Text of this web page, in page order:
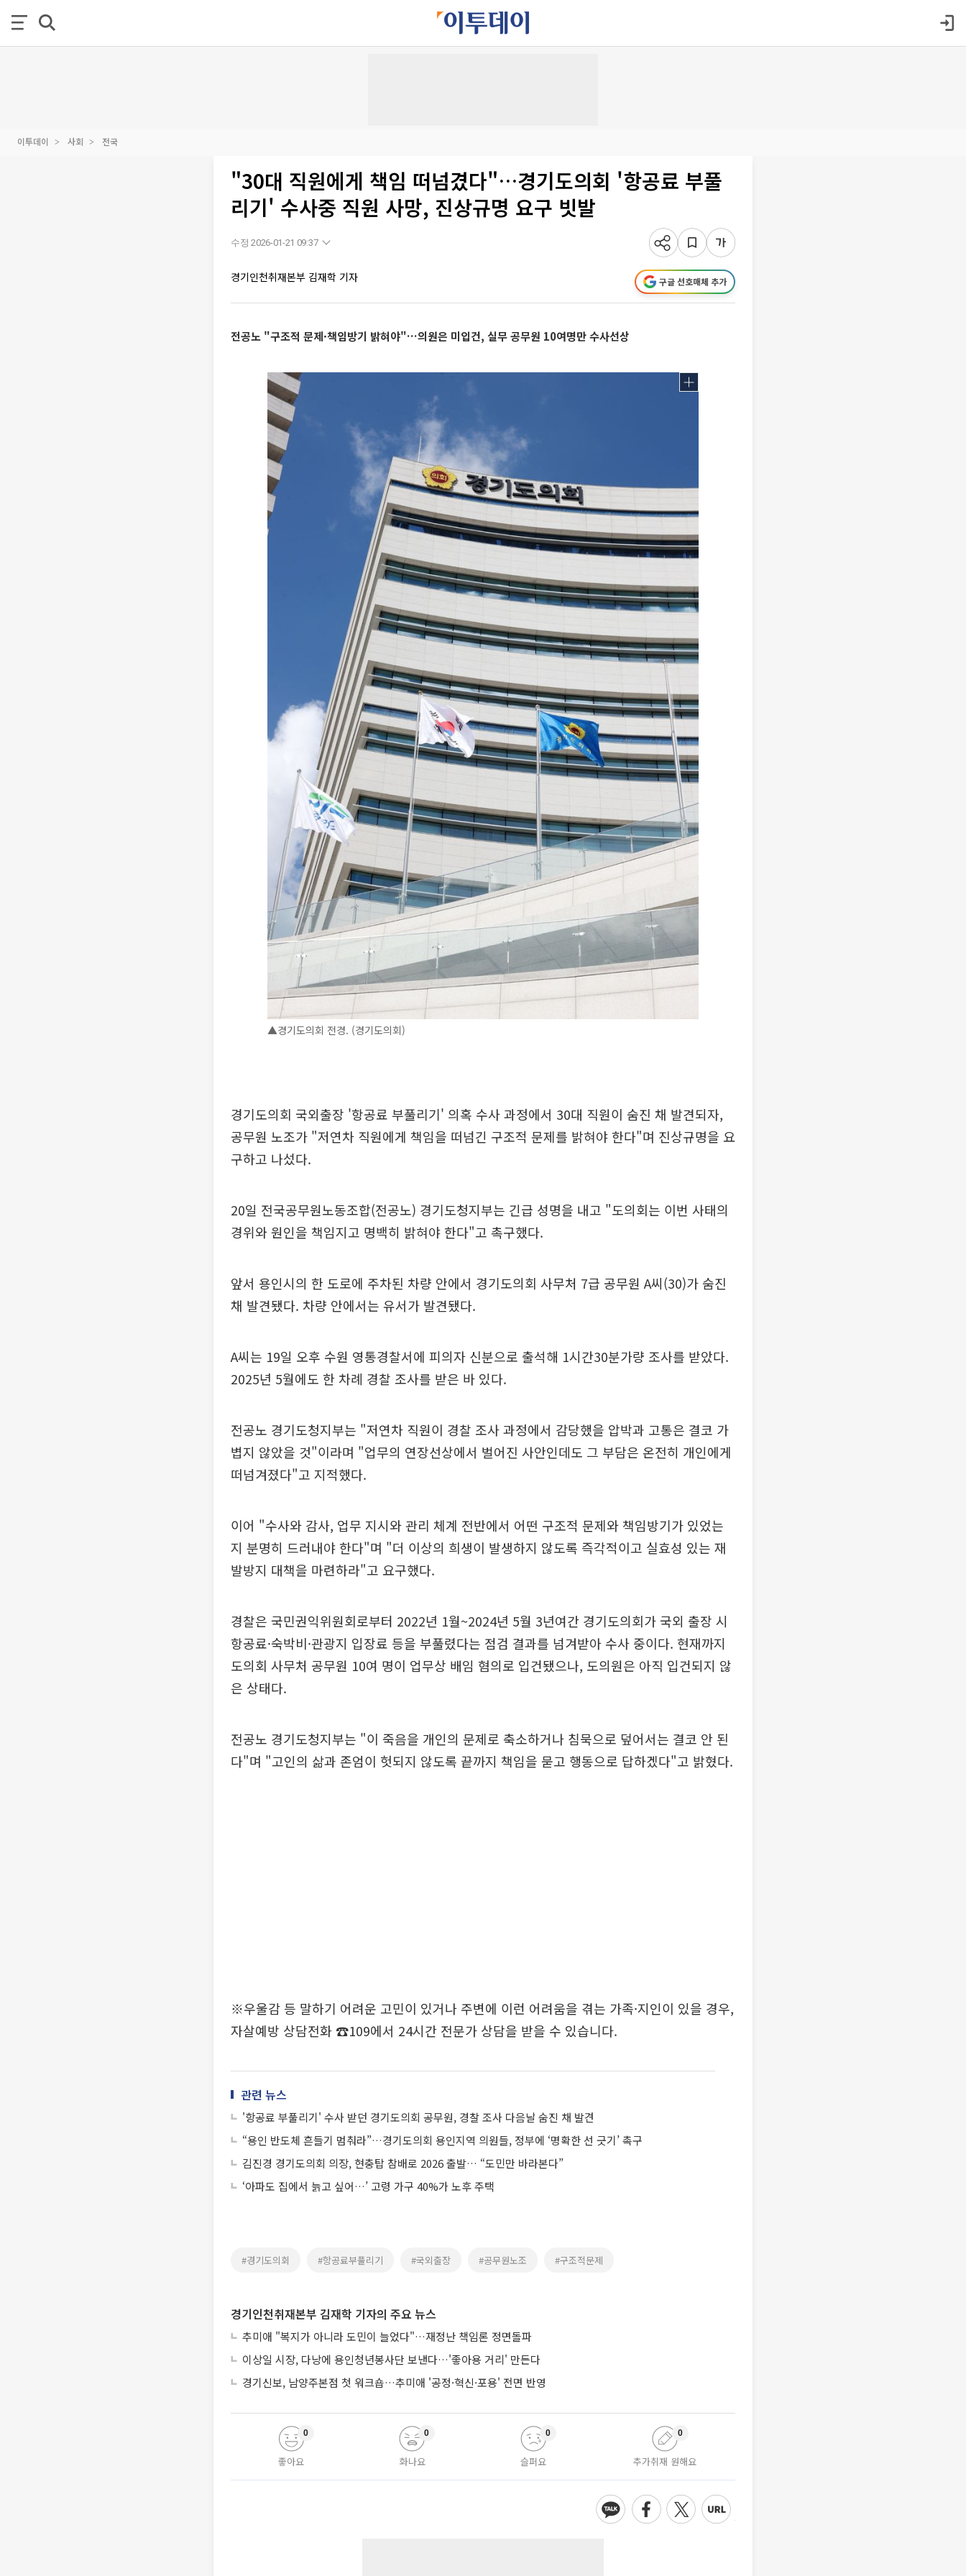
이투데이 사회 전국
"30대 직원에게 책임 떠넘겼다"…경기도의회 '항공료 부풀
리기' 수사중 직원 사망, 진상규명 요구 빗발
수정 2026-01-21 09:37
경기인천취재본부 김재학 기자 구글 선호매체 추가
전공노 "구조적 문제·책임방기 밝혀야"…의원은 미입건, 실무 공무원 10여명만 수사선상
▲경기도의회 전경. (경기도의회)
경기도의회 국외출장 '항공료 부풀리기' 의혹 수사 과정에서 30대 직원이 숨진 채 발견되자,
공무원 노조가 "저연차 직원에게 책임을 떠넘긴 구조적 문제를 밝혀야 한다"며 진상규명을 요
구하고 나섰다.
20일 전국공무원노동조합(전공노) 경기도청지부는 긴급 성명을 내고 "도의회는 이번 사태의
경위와 원인을 책임지고 명백히 밝혀야 한다"고 촉구했다.
앞서 용인시의 한 도로에 주차된 차량 안에서 경기도의회 사무처 7급 공무원 A씨(30)가 숨진
채 발견됐다. 차량 안에서는 유서가 발견됐다.
A씨는 19일 오후 수원 영통경찰서에 피의자 신분으로 출석해 1시간30분가량 조사를 받았다.
2025년 5월에도 한 차례 경찰 조사를 받은 바 있다.
전공노 경기도청지부는 "저연차 직원이 경찰 조사 과정에서 감당했을 압박과 고통은 결코 가
볍지 않았을 것"이라며 "업무의 연장선상에서 벌어진 사안인데도 그 부담은 온전히 개인에게
떠넘겨졌다"고 지적했다.
이어 "수사와 감사, 업무 지시와 관리 체계 전반에서 어떤 구조적 문제와 책임방기가 있었는
지 분명히 드러내야 한다"며 "더 이상의 희생이 발생하지 않도록 즉각적이고 실효성 있는 재
발방지 대책을 마련하라"고 요구했다.
경찰은 국민권익위원회로부터 2022년 1월~2024년 5월 3년여간 경기도의회가 국외 출장 시
항공료·숙박비·관광지 입장료 등을 부풀렸다는 점검 결과를 넘겨받아 수사 중이다. 현재까지
도의회 사무처 공무원 10여 명이 업무상 배임 혐의로 입건됐으나, 도의원은 아직 입건되지 않
은 상태다.
전공노 경기도청지부는 "이 죽음을 개인의 문제로 축소하거나 침묵으로 덮어서는 결코 안 된
다"며 "고인의 삶과 존엄이 헛되지 않도록 끝까지 책임을 묻고 행동으로 답하겠다"고 밝혔다.
※우울감 등 말하기 어려운 고민이 있거나 주변에 이런 어려움을 겪는 가족·지인이 있을 경우,
자살예방 상담전화 ☎109에서 24시간 전문가 상담을 받을 수 있습니다.
관련 뉴스
'항공료 부풀리기' 수사 받던 경기도의회 공무원, 경찰 조사 다음날 숨진 채 발견
“용인 반도체 흔들기 멈춰라”…경기도의회 용인지역 의원들, 정부에 ‘명확한 선 긋기’ 촉구
김진경 경기도의회 의장, 현충탑 참배로 2026 출발… “도민만 바라본다”
‘아파도 집에서 늙고 싶어…’ 고령 가구 40%가 노후 주택
#경기도의회 #항공료부풀리기 #국외출장 #공무원노조 #구조적문제
경기인천취재본부 김재학 기자의 주요 뉴스
추미애 "복지가 아니라 도민이 늘었다"…재정난 책임론 정면돌파
이상일 시장, 다낭에 용인청년봉사단 보낸다…'좋아용 거리' 만든다
경기신보, 남양주본점 첫 워크숍…추미애 '공정·혁신·포용' 전면 반영
좋아요
0
화나요
0
슬퍼요
0
추가취재 원해요
0